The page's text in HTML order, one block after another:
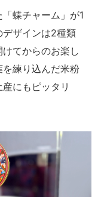
蝶チャーム」が1
ザインは2種類
てからのお楽し
練り込んだ米粉
にもピッタリ